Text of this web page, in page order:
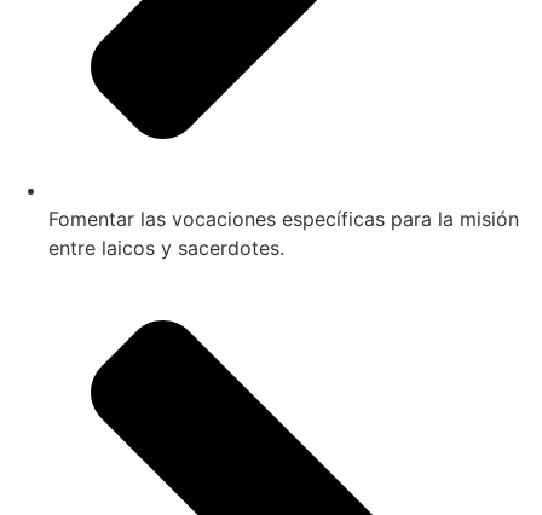
Fomentar las vocaciones específicas para la misión
entre laicos y sacerdotes.